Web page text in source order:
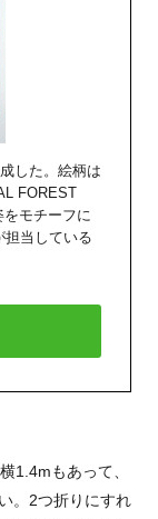
した。絵柄は
FOREST
モチーフに
担当している
1.4mもあって、
。2つ折りにすれ